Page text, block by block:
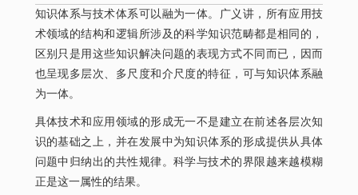
知识体系与技术体系可以融为一体。广义讲，所有应用技
术领域的结构和逻辑所涉及的科学知识范畴都是相同的，
区别只是用这些知识解决问题的表现方式不同而已，因而
也呈现多层次、多尺度和介尺度的特征，可与知识体系融
为一体。
具体技术和应用领域的形成无一不是建立在前述各层次知
识的基础之上，并在发展中为知识体系的形成提供从具体
问题中归纳出的共性规律。科学与技术的界限越来越模糊
正是这一属性的结果。